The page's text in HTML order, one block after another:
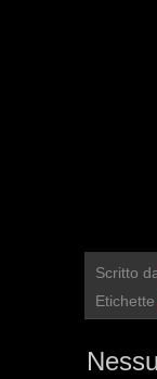
Scritto
Etichette